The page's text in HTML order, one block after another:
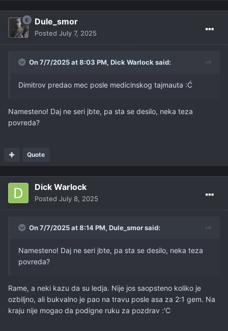
Dule_smor
Posted July 7, 2025
On 7/7/2025 at 8:03 PM, Dick Warlocksaid:
Dimitrov predao mec posle medicinskog tajmauta :Ć
Namesteno! Daj ne seri jbte, pa sta se desilo, neka teza
povreda?
Quote
Dick Warlock
Posted July 8, 2025
On 7/7/2025 at 8:14 PM, Dule_smorsaid:
Namesteno! Daj ne seri jbte, pa sta se desilo, neka teza
povreda?
Rame, a neki kazu da su ledja. Nije jos saopsteno koliko je
ozbiljno, ali bukvalno je pao na travu posle asa za 2:1 gem. Na
kraju nije mogao da podigne ruku za pozdrav :'C